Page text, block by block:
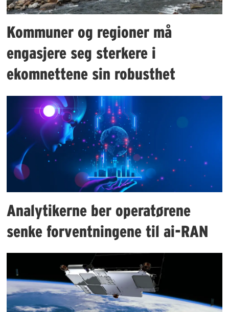
Kommuner og regioner må
engasjere seg sterkere i
ekomnettene sin robusthet
Analytikerne ber operatørene
senke forventningene til ai-RAN